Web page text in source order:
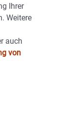
Ihrer
Weitere
auch
von